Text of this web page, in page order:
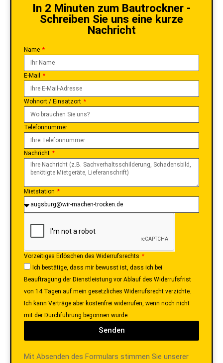
In 2 Minuten zum Bautrockner -
Schreiben Sie uns eine kurze
Nachricht
Name
E-Mail
Wohnort / Einsatzort
Telefonnummer
Nachricht
Mietstation
Vorzeitiges Erlöschen des Widerrufsrechts
Ich bestätige, dass mir bewusst ist, dass ich bei
Beauftragung der Dienstleistung vor Ablauf des Widerrufsfrist
von 14 Tagen auf mein gesetzliches Widerrufsrecht verzichte.
Ich kann Verträge aber kostenfrei widerrufen, wenn noch nicht
mit der Durchführung begonnen wurde.
Senden
Mit Absenden des Formulars stimmen Sie unserer